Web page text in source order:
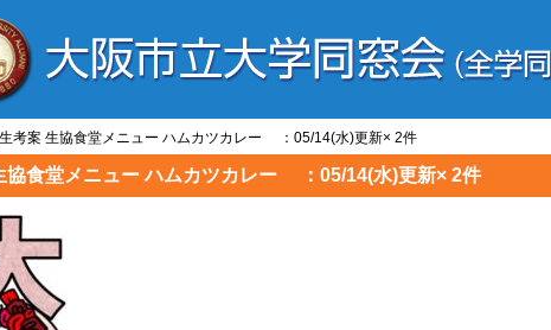
考案 生協食堂メニュー ハムカツカレー ：05/14(水)更新× 2件
協食堂メニュー ハムカツカレー ：05/14(水)更新× 2件